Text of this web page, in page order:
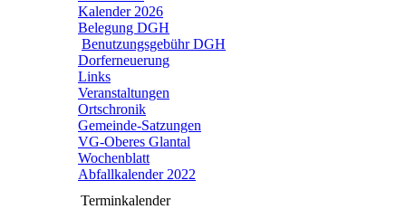
Kalender 2026
Belegung DGH
Benutzungsgebühr DGH
Dorferneuerung
Links
Veranstaltungen
Ortschronik
Gemeinde-Satzungen
VG-Oberes Glantal
Wochenblatt
Abfallkalender 2022
Terminkalender